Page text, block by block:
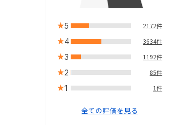
5 2172件
4 3634件
3 1192件
2 85件
1 1件
全ての評価を見る